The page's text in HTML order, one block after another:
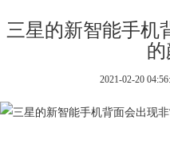
三星的新智能手机
2021-02-20